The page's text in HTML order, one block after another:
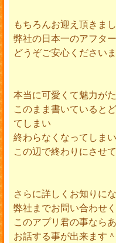
もちろんお迎え頂きまし
弊社の日本一のアフタ
どうぞご安心くださいま
本当に可愛くて魅力が
このまま書いていると
てしまい
終わらなくなってしまい
この辺で終わりにさせ
さらに詳しくお知りに
弊社までお問い合わせく
このアプリ君の事なら
お話する事が出来ます